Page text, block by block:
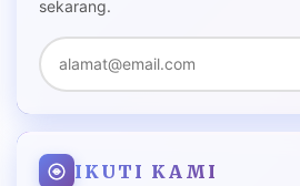
sekarang.
IKUTI KAMI